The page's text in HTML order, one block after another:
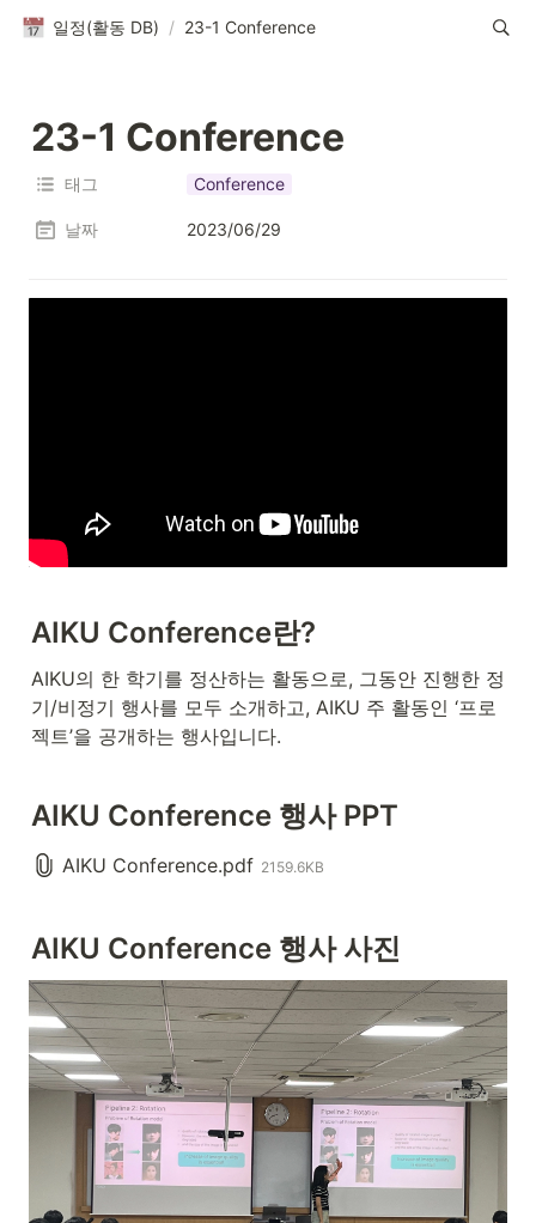
일정(활동 DB) / 23-1 Conference
23-1 Conference
태그 Conference
날짜 2023/06/29
AIKU Conference란?
AIKU의 한 학기를 정산하는 활동으로, 그동안 진행한 정
기/비정기 행사를 모두 소개하고, AIKU 주 활동인 ‘프로
젝트’을 공개하는 행사입니다.
AIKU Conference 행사 PPT
AIKU Conference.pdf 2159.6KB
AIKU Conference 행사 사진